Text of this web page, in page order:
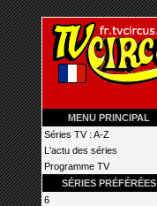
MENU PRINCIPAL
Séries TV : A-Z
L'actu des séries
Programme TV
SÉRIES PRÉFÉRÉES
6